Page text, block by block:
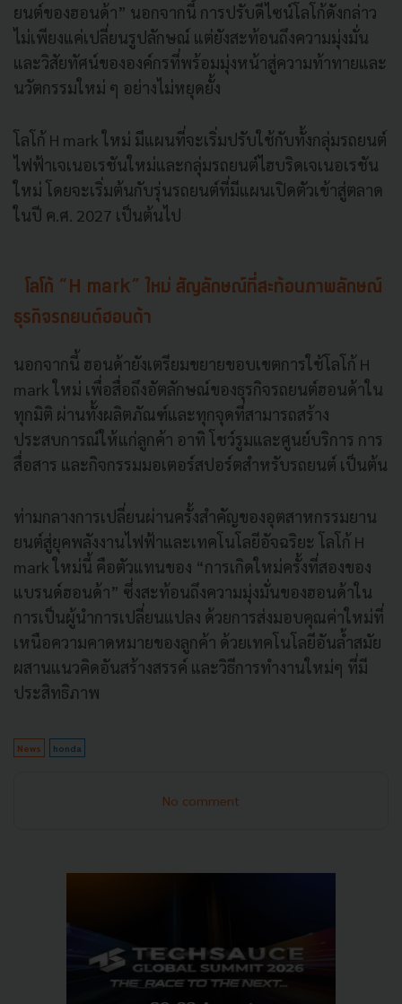
ยนต์ของฮอนด้า” นอกจากนี้ การปรับดีไซน์โลโก้ดังกล่าว
ไม่เพียงแค่เปลี่ยนรูปลักษณ์ แต่ยังสะท้อนถึงความมุ่งมั่น
และวิสัยทัศน์ขององค์กรที่พร้อมมุ่งหน้าสู่ความท้าทายและ
นวัตกรรมใหม่ ๆ อย่างไม่หยุดยั้ง
โลโก้ H mark ใหม่ มีแผนที่จะเริ่มปรับใช้กับทั้งกลุ่มรถยนต์
ไฟฟ้าเจเนอเรชันใหม่และกลุ่มรถยนต์ไฮบริดเจเนอเรชัน
ใหม่ โดยจะเริ่มต้นกับรุ่นรถยนต์ที่มีแผนเปิดตัวเข้าสู่ตลาด
ในปี ค.ศ. 2027 เป็นต้นไป
โลโก้ “H mark” ใหม่ สัญลักษณ์ที่สะท้อนภาพลักษณ์
ธุรกิจรถยนต์ฮอนด้า
นอกจากนี้ ฮอนด้ายังเตรียมขยายขอบเขตการใช้โลโก้ H
mark ใหม่ เพื่อสื่อถึงอัตลักษณ์ของธุรกิจรถยนต์ฮอนด้าใน
ทุกมิติ ผ่านทั้งผลิตภัณฑ์และทุกจุดที่สามารถสร้าง
ประสบการณ์ให้แก่ลูกค้า อาทิ โชว์รูมและศูนย์บริการ การ
สื่อสาร และกิจกรรมมอเตอร์สปอร์ตสำหรับรถยนต์ เป็นต้น
ท่ามกลางการเปลี่ยนผ่านครั้งสำคัญของอุตสาหกรรมยาน
ยนต์สู่ยุคพลังงานไฟฟ้าและเทคโนโลยีอัจฉริยะ โลโก้ H
mark ใหม่นี้ คือตัวแทนของ “การเกิดใหม่ครั้งที่สองของ
แบรนด์ฮอนด้า” ซึ่งสะท้อนถึงความมุ่งมั่นของฮอนด้าใน
การเป็นผู้นำการเปลี่ยนแปลง ด้วยการส่งมอบคุณค่าใหม่ที่
เหนือความคาดหมายของลูกค้า ด้วยเทคโนโลยีอันล้ำสมัย
ผสานแนวคิดอันสร้างสรรค์ และวิธีการทำงานใหม่ๆ ที่มี
ประสิทธิภาพ
News honda
No comment